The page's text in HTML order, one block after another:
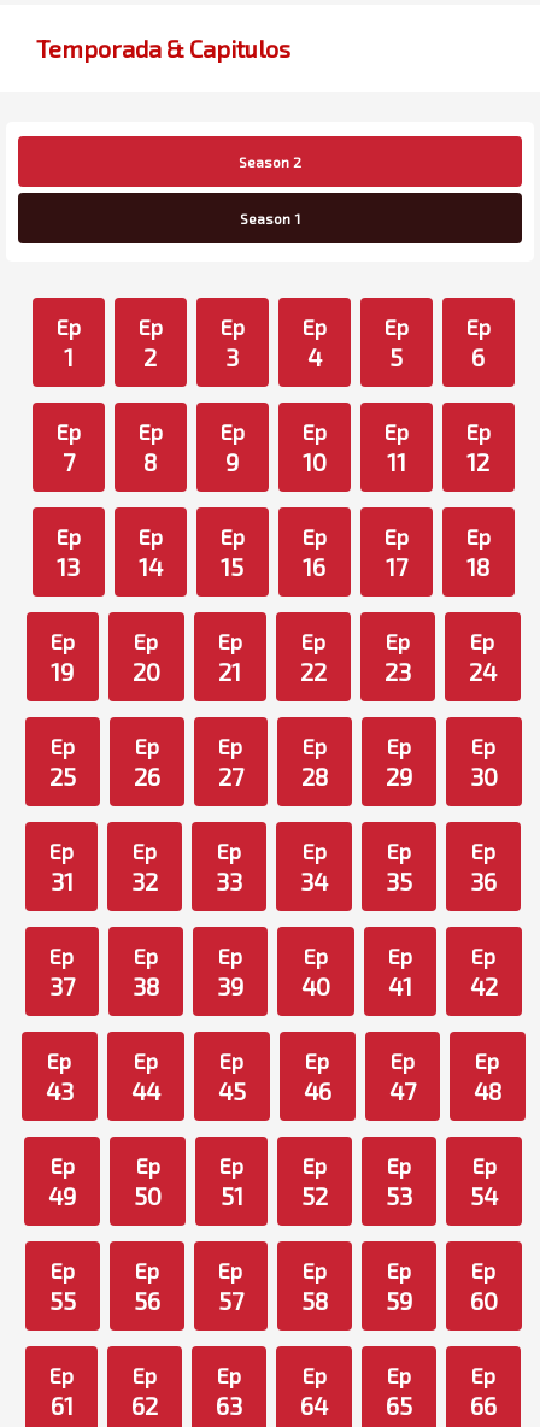
Temporada & Capitulos
Season 2
Season 1
Ep
1
Ep
2
Ep
3
Ep
4
Ep
5
Ep
6
Ep
7
Ep
8
Ep
9
Ep
10
Ep
11
Ep
12
Ep
13
Ep
14
Ep
15
Ep
16
Ep
17
Ep
18
Ep
19
Ep
20
Ep
21
Ep
22
Ep
23
Ep
24
Ep
25
Ep
26
Ep
27
Ep
28
Ep
29
Ep
30
Ep
31
Ep
32
Ep
33
Ep
34
Ep
35
Ep
36
Ep
37
Ep
38
Ep
39
Ep
40
Ep
41
Ep
42
Ep
43
Ep
44
Ep
45
Ep
46
Ep
47
Ep
48
Ep
49
Ep
50
Ep
51
Ep
52
Ep
53
Ep
54
Ep
55
Ep
56
Ep
57
Ep
58
Ep
59
Ep
60
Ep
61
Ep
62
Ep
63
Ep
64
Ep
65
Ep
66